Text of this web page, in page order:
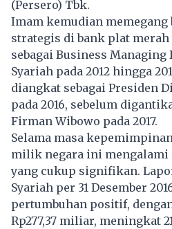
(Persero) Tbk.
Imam kemudian memegang
strategis di bank plat
sebagai Business
Syariah pada 2012 hingga
diangkat sebagai Presiden
pada 2016, sebelum
Firman Wibowo pada 2017.
Selama masa
milik negara ini mengalami
yang cukup signifikan.
Syariah per 31 Desember
pertumbuhan positif,
Rp277,37 miliar, meningkat